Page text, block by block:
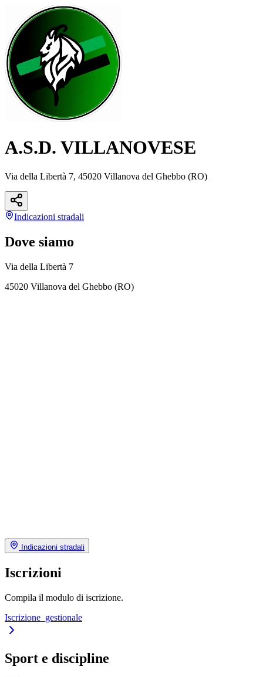
A.S.D. VILLANOVESE
Via della Libertà 7, 45020 Villanova del Ghebbo (RO)
Indicazioni stradali
Dove siamo
Via della Libertà 7
45020 Villanova del Ghebbo (RO)
Indicazioni stradali
Iscrizioni
Compila il modulo di iscrizione.
Iscrizione_gestionale
Sport e discipline